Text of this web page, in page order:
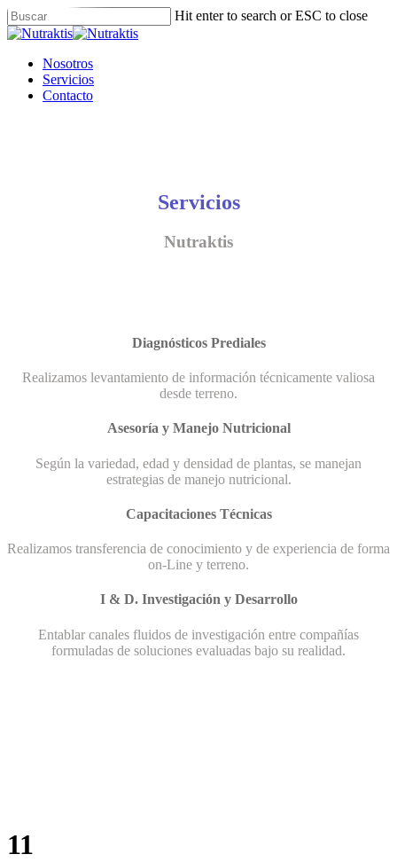
Skip
to
content
Hit enter to search or ESC to close
Close
Menu
Nosotros
Servicios
Contacto
Servicios
Nutraktis
Diagnósticos Prediales
Realizamos levantamiento de información técnicamente valiosa
desde terreno.
Asesoría y Manejo Nutricional
Según la variedad, edad y densidad de plantas, se manejan
estrategias de manejo nutricional.
Capacitaciones Técnicas
Realizamos transferencia de conocimiento y de experiencia de forma
on-Line y terreno.
I & D. Investigación y Desarrollo
Entablar canales fluidos de investigación entre compañías
formuladas de soluciones evaluadas bajo su realidad.
11